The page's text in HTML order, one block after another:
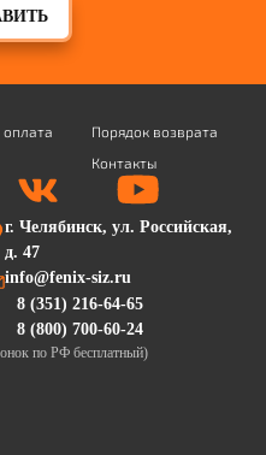
оплата
Порядок возврата
Контакты
г. Челябинск, ул. Российская,
д. 47
info@fenix-siz.ru
8 (351) 216-64-65
8 (800) 700-60-24
по РФ бесплатный)